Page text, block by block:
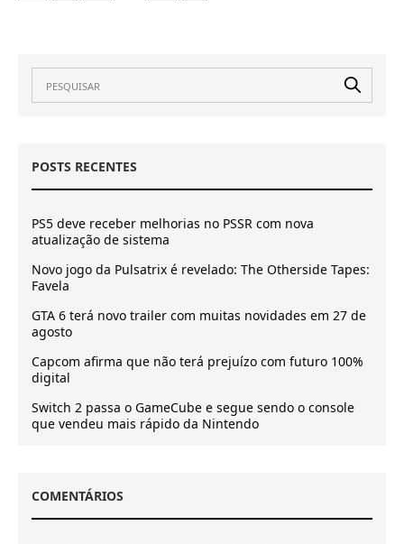
POSTS RECENTES
PS5 deve receber melhorias no PSSR com nova
atualização de sistema
Novo jogo da Pulsatrix é revelado: The Otherside Tapes:
Favela
GTA 6 terá novo trailer com muitas novidades em 27 de
agosto
Capcom afirma que não terá prejuízo com futuro 100%
digital
Switch 2 passa o GameCube e segue sendo o console
que vendeu mais rápido da Nintendo
COMENTÁRIOS